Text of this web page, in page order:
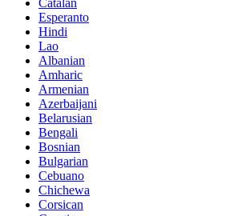
Catalan
Esperanto
Hindi
Lao
Albanian
Amharic
Armenian
Azerbaijani
Belarusian
Bengali
Bosnian
Bulgarian
Cebuano
Chichewa
Corsican